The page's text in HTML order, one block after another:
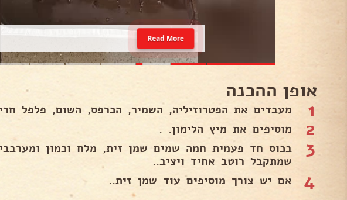
Read More
אופן ההכנה
1 מעבדים את הפטרוזיליה, השמיר, הכרפס, השום, פלפל
2 מוסיפים את מיץ הלימון. .
3
בכוס חד פעמית חמה שמים שמן זית, מלח וכמון
שמתקבל רוטב אחיד ויציב..
4 אם יש צורך מוסיפים עוד שמן זית..